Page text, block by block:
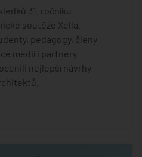
31. ročníku
soutěže Xella.
pedagogy, členy
médií i partnery
nejlepší návrhy